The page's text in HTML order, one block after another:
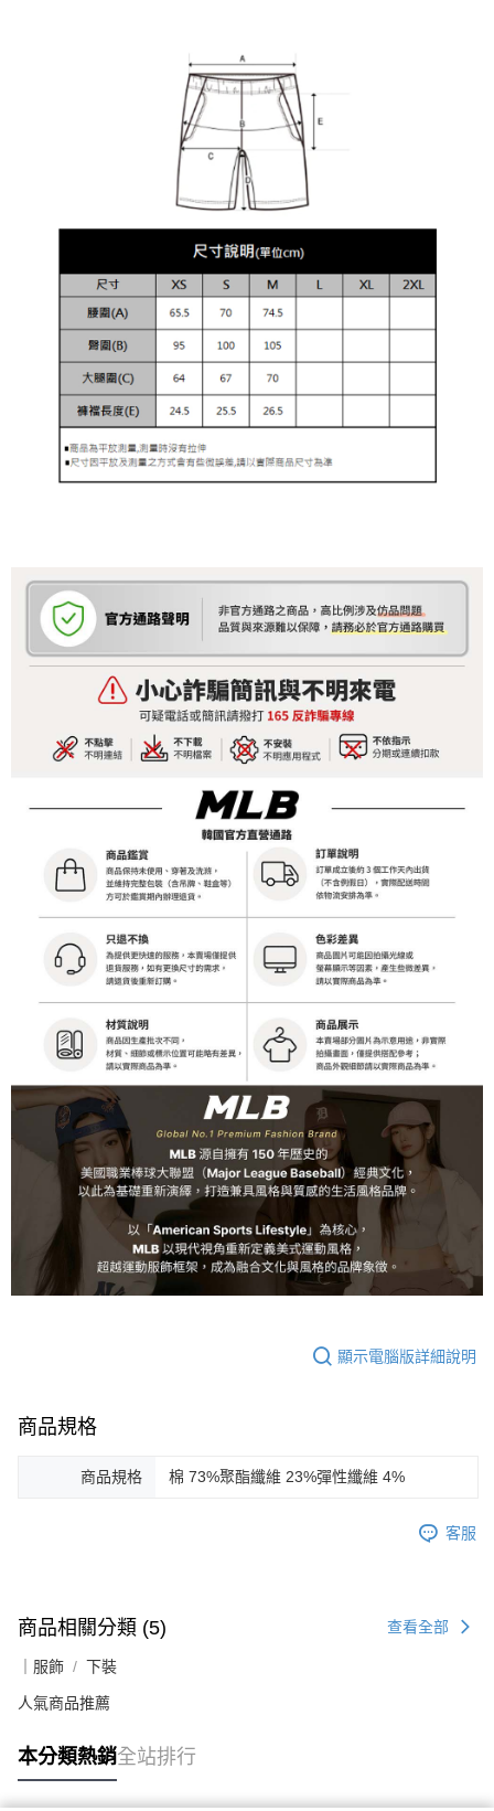
顯示電腦版詳細說明
商品規格
商品規格 棉 73%聚酯纖維 23%彈性纖維 4%
客服
商品相關分類 (5) 查看全部
｜服飾 下裝
人氣商品推薦
本分類熱銷全站排行